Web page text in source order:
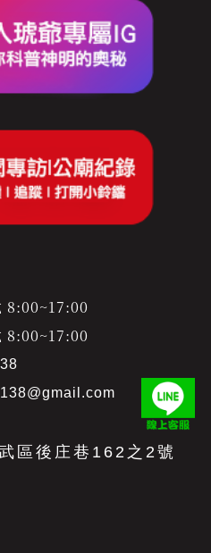
8:00~17:00
8:00~17:00
區後庄巷162之2號